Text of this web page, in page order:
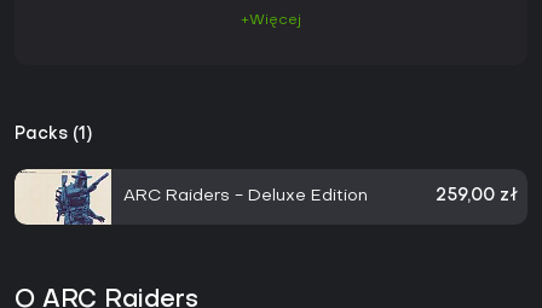
+Więcej
Packs (1)
ARC Raiders - Deluxe Edition 259,00 zł
O ARC Raiders